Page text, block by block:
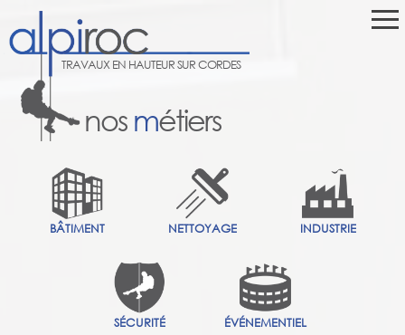
TRAVAUX EN HAUTEUR SUR CORDES
nos métiers
BÂTIMENT NETTOYAGE INDUSTRIE
SÉCURITÉ ÉVÉNEMENTIEL